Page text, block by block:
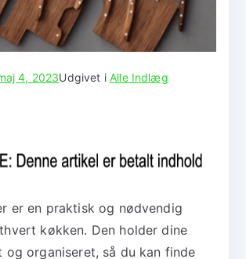
4, 2023Udgivet iAlle Indlæg
er en praktisk og nødvendig
køkken. Den holder dine
og organiseret, så du kan finde